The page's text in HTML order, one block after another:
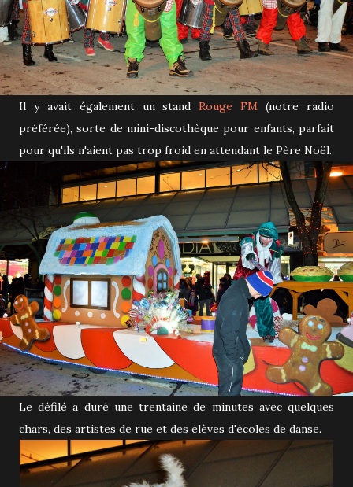
Il y avait également un standRouge FM (notre radio
préférée), sorte de mini-discothèque pour enfants, parfait
pour qu'ils n'aient pas trop froid en attendant le Père Noël.
Le défilé a duré une trentaine de minutes avec quelques
chars, des artistes de rue et des élèves d'écoles de danse.